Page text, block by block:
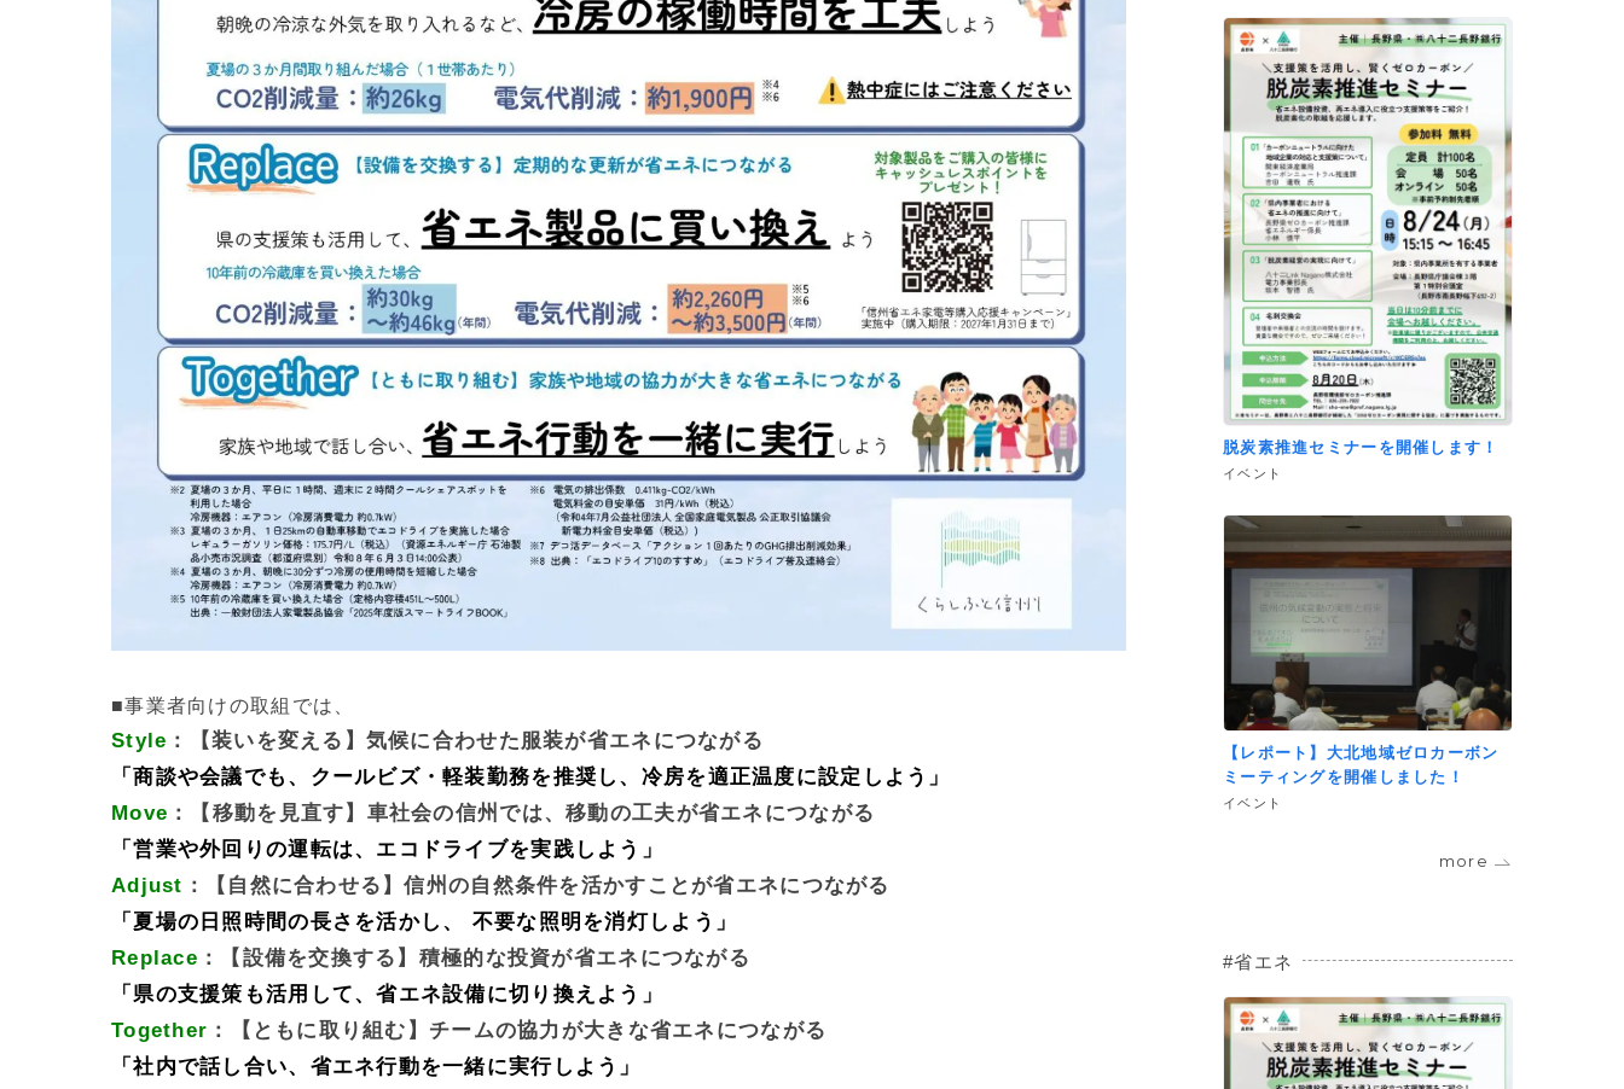
■事業者向けの取組では、
Style ：【装いを変える】気候に合わせた服装が省エネにつながる
「商談や会議でも、クールビズ・軽装勤務を推奨し、冷房を適正温度に設定しよう」
Move ：【移動を見直す】車社会の信州では、移動の工夫が省エネにつながる
「営業や外回りの運転は、エコドライブを実践しよう」
Adjust ：【自然に合わせる】信州の自然条件を活かすことが省エネにつながる
「夏場の日照時間の長さを活かし、 不要な照明を消灯しよう」
Replace ：【設備を交換する】積極的な投資が省エネにつながる
「県の支援策も活用して、省エネ設備に切り換えよう」
Together ：【ともに取り組む】チームの協力が大きな省エネにつながる
「社内で話し合い、省エネ行動を一緒に実行しよう」
脱炭素推進セミナーを開催します！
イベント
【レポート】大北地域ゼロカーボン
ミーティングを開催しました！
イベント
more
省エネ